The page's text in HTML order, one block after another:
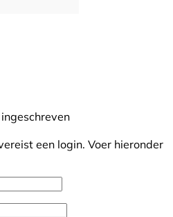
ingeschreven
een login. Voer hieronder